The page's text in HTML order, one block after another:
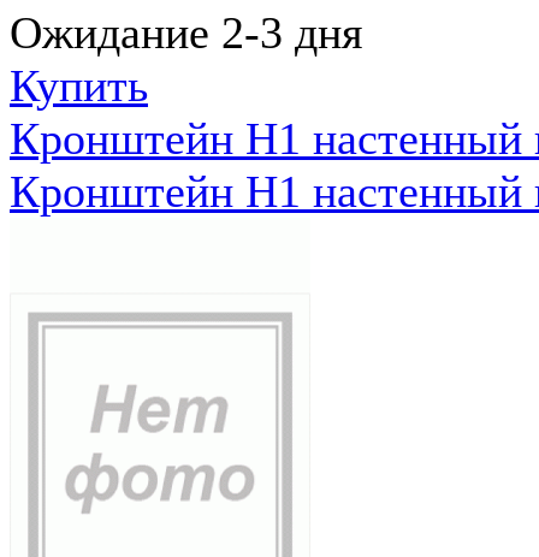
Ожидание 2-3 дня
Купить
Кронштейн Н1
Кронштейн Н1